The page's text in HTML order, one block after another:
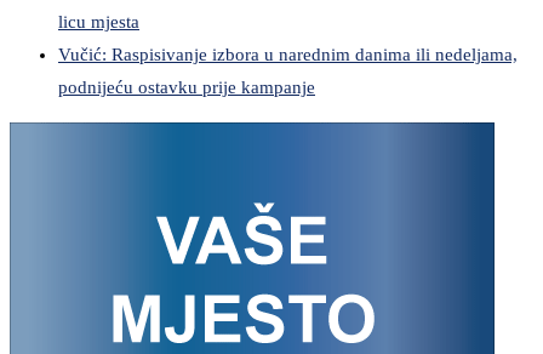
licu mjesta
Vučić: Raspisivanje izbora u narednim danima ili nedeljama,
podnijeću ostavku prije kampanje